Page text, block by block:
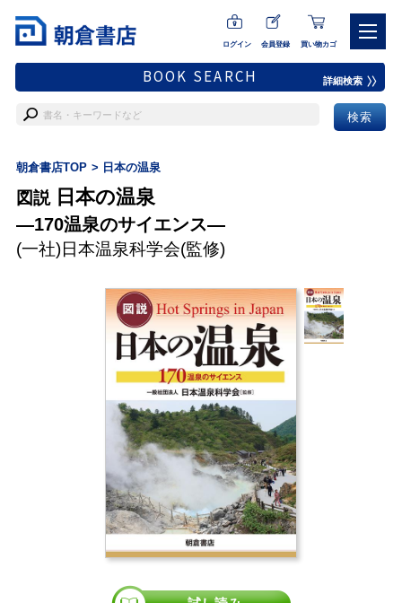
ログイン 会員登録 買い物カゴ
BOOK SEARCH 詳細検索
朝倉書店TOP 日本の温泉
図説日本の温泉
―170温泉のサイエンス―
(一社)日本温泉科学会(監修)